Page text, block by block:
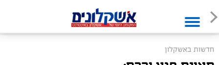
חדשות באשקלון